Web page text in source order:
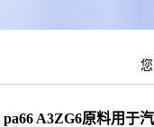
pa66 A3ZG6原料用于